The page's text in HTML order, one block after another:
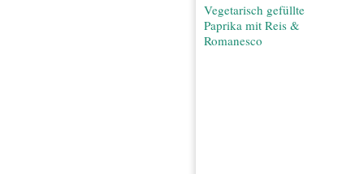
Vegetarisch gefüllte
Paprika mit Reis &
Romanesco